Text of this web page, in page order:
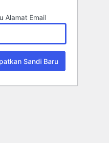
Alamat Email